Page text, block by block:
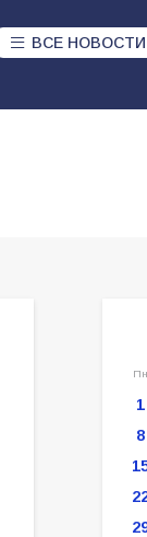
ВСЕ НОВОСТИ
Пн
1
8